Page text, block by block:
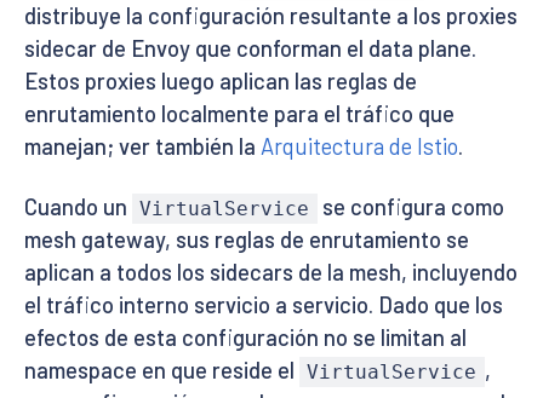
distribuye la configuración resultante a los proxies
sidecar de Envoy que conforman el data plane.
Estos proxies luego aplican las reglas de
enrutamiento localmente para el tráfico que
manejan; ver también la Arquitectura de Istio.
Cuando un VirtualService
se configura como
mesh gateway, sus reglas de enrutamiento se
aplican a todos los sidecars de la mesh, incluyendo
el tráfico interno servicio a servicio. Dado que los
efectos de esta configuración no se limitan al
namespace en que reside el VirtualService ,